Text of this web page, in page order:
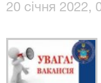
20 січня 2022,